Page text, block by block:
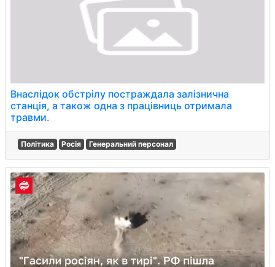
Внаслідок обстрілу постраждала залізнична
станція, а також одна з працівниць отримала
травми.
Політика Росія Генеральний персонал